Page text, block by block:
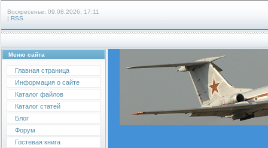
Воскресенье, 09.08.2026, 17:11
| RSS
Меню сайта
Главная страница
Информация о сайте
Каталог файлов
Каталог статей
Блог
Форум
Гостевая книга